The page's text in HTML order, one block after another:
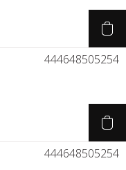
444648505254
444648505254